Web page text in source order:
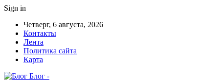
Sign in
Четверг, 6 августа, 2026
Контакты
Лента
Политика сайта
Карта
Блог -